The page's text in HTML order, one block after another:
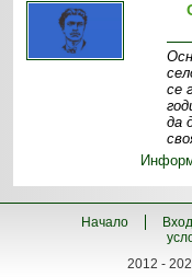
се
да
Начало Вход
2012 -